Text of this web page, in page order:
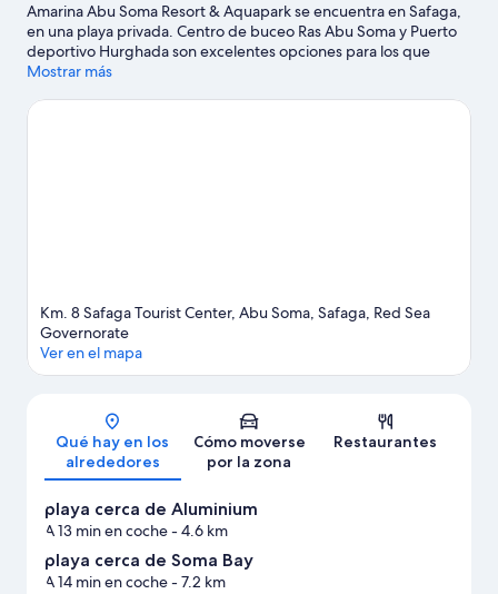
Amarina Abu Soma Resort & Aquapark se encuentra en Safaga,
en una playa privada. Centro de buceo Ras Abu Soma y Puerto
deportivo Hurghada son excelentes opciones para los que
buscan unas vacaciones activas; añádelas a tu itinerario junto a
Big Dayz y Parque acuático Makadi Water World. También
Mostrar más
Km. 8 Safaga Tourist Center, Abu Soma, Safaga, Red Sea
Governorate
Ver en el mapa
Qué hay en los
alrededores
Cómo moverse
por la zona
Restaurantes
playa cerca de Aluminium
A 13 min en coche- 4.6 km
playa cerca de Soma Bay
A 14 min en coche- 7.2 km